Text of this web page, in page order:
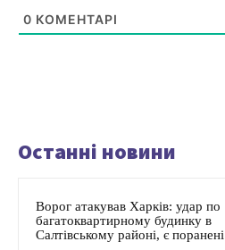
0 КОМЕНТАРІ
Останні новини
Ворог атакував Харків: удар по
багатоквартирному будинку в
Салтівському районі, є поранені